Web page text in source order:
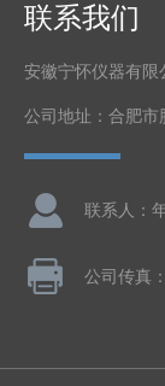
联系我们
安徽宁怀仪器有限
公司地址：合肥
联系人：
公司传真